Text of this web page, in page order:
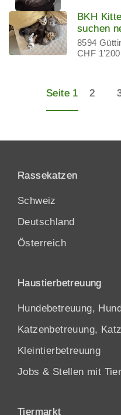
BKH
suchen
8594
CHF
Seite 1 2
Rassekatzen
Schweiz
Deutschland
Österreich
Haustierbetreuung
Hundebetreuung,
Katzenbetreuung,
Kleintierbetreuung
Jobs & Stellen mit
Tiermarkt